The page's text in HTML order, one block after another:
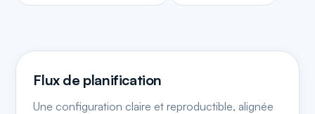
Flux de planification
Une configuration claire et reproductible, alignée